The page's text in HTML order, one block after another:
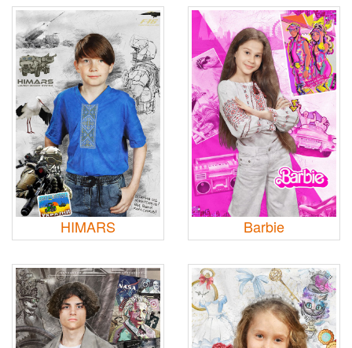
HIMARS Barbie